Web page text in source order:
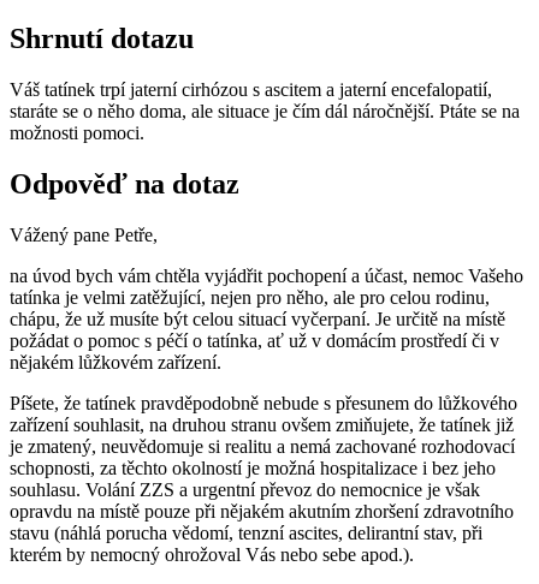
Shrnutí dotazu
Váš tatínek trpí jaterní cirhózou s ascitem a jaterní encefalopatií,
staráte se o něho doma, ale situace je čím dál náročnější. Ptáte se na
možnosti pomoci.
Odpověď na dotaz
Vážený pane Petře,
na úvod bych vám chtěla vyjádřit pochopení a účast, nemoc Vašeho
tatínka je velmi zatěžující, nejen pro něho, ale pro celou rodinu,
chápu, že už musíte být celou situací vyčerpaní. Je určitě na místě
požádat o pomoc s péčí o tatínka, ať už v domácím prostředí či v
nějakém lůžkovém zařízení.
Píšete, že tatínek pravděpodobně nebude s přesunem do lůžkového
zařízení souhlasit, na druhou stranu ovšem zmiňujete, že tatínek již
je zmatený, neuvědomuje si realitu a nemá zachované rozhodovací
schopnosti, za těchto okolností je možná hospitalizace i bez jeho
souhlasu. Volání ZZS a urgentní převoz do nemocnice je však
opravdu na místě pouze při nějakém akutním zhoršení zdravotního
stavu (náhlá porucha vědomí, tenzní ascites, delirantní stav, při
kterém by nemocný ohrožoval Vás nebo sebe apod.).